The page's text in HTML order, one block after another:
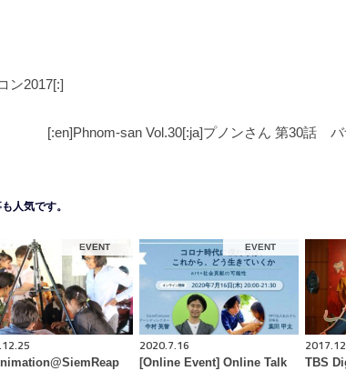
ン2017[:]
[:en]Phnom-san Vol.30[:ja]プノンさん 第30話
人気です。
EVENT EVENT
2020.7.16
[Online Event] Online Talk
TBS